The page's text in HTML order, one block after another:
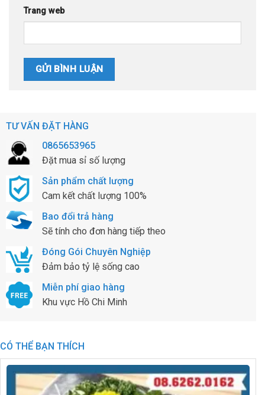
TƯ VẤN ĐẶT HÀNG
0865653965
Đặt mua sỉ số lượng
Sản phẩm chất lượng
Cam kết chất lượng 100%
Bao đổi trả hàng
Sẽ tính cho đơn hàng tiếp theo
Đóng Gói Chuyên Nghiệp
Đảm bảo tỷ lệ sống cao
Miễn phí giao hàng
Khu vực Hồ Chi Minh
CÓ THỂ BẠN THÍCH
Trang web